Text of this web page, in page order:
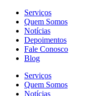
Serviços
Quem Somos
Notícias
Depoimentos
Fale Conosco
Blog
Serviços
Quem Somos
Notícias